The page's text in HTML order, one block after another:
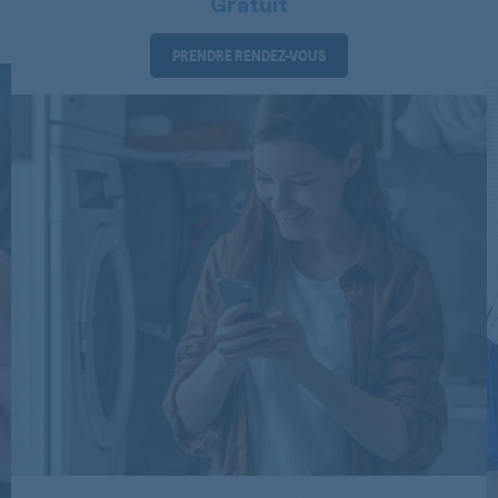
TKCARE17B
TKCARE6B
Gratuit
PRENDRE RENDEZ-VOUS